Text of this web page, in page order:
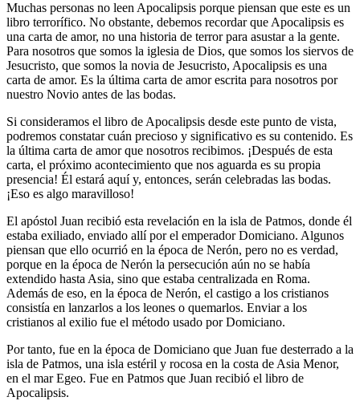
Muchas personas no leen Apocalipsis porque piensan que este es un
libro terrorífico. No obstante, debemos recordar que Apocalipsis es
una carta de amor, no una historia de terror para asustar a la gente.
Para nosotros que somos la iglesia de Dios, que somos los siervos de
Jesucristo, que somos la novia de Jesucristo, Apocalipsis es una
carta de amor. Es la última carta de amor escrita para nosotros por
nuestro Novio antes de las bodas.
Si consideramos el libro de Apocalipsis desde este punto de vista,
podremos constatar cuán precioso y significativo es su contenido. Es
la última carta de amor que nosotros recibimos. ¡Después de esta
carta, el próximo acontecimiento que nos aguarda es su propia
presencia! Él estará aquí y, entonces, serán celebradas las bodas.
¡Eso es algo maravilloso!
El apóstol Juan recibió esta revelación en la isla de Patmos, donde él
estaba exiliado, enviado allí por el emperador Domiciano. Algunos
piensan que ello ocurrió en la época de Nerón, pero no es verdad,
porque en la época de Nerón la persecución aún no se había
extendido hasta Asia, sino que estaba centralizada en Roma.
Además de eso, en la época de Nerón, el castigo a los cristianos
consistía en lanzarlos a los leones o quemarlos. Enviar a los
cristianos al exilio fue el método usado por Domiciano.
Por tanto, fue en la época de Domiciano que Juan fue desterrado a la
isla de Patmos, una isla estéril y rocosa en la costa de Asia Menor,
en el mar Egeo. Fue en Patmos que Juan recibió el libro de
Apocalipsis.